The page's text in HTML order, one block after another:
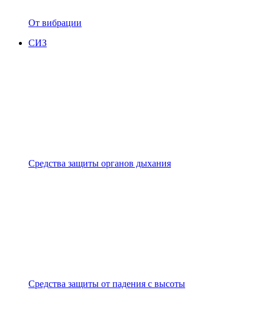
От вибрации
СИЗ
Средства защиты органов дыхания
Средства защиты от падения с высоты